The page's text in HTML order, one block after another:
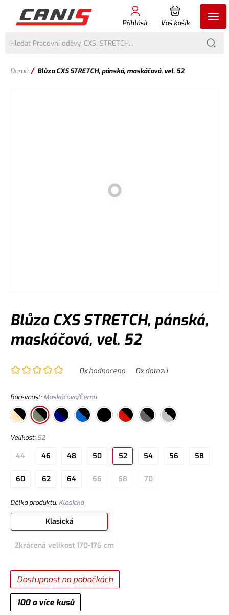
Přihlásit Váš košík
Domů / Blůza CXS STRETCH, pánská, maskáčová, vel. 52
Blůza CXS STRETCH, pánská,
maskáčová, vel. 52
0x hodnoceno 0x dotazů
Barevnost:Maskáčovo/Černá
Velikost: 52
44 46 48 50 52 54 56 58
60 62 64 66 68 70
Délka produktu: Klasická
Klasická
Zkrácená velikost 170-176 cm
100 a více kusů
Dostupnost na pobočkách